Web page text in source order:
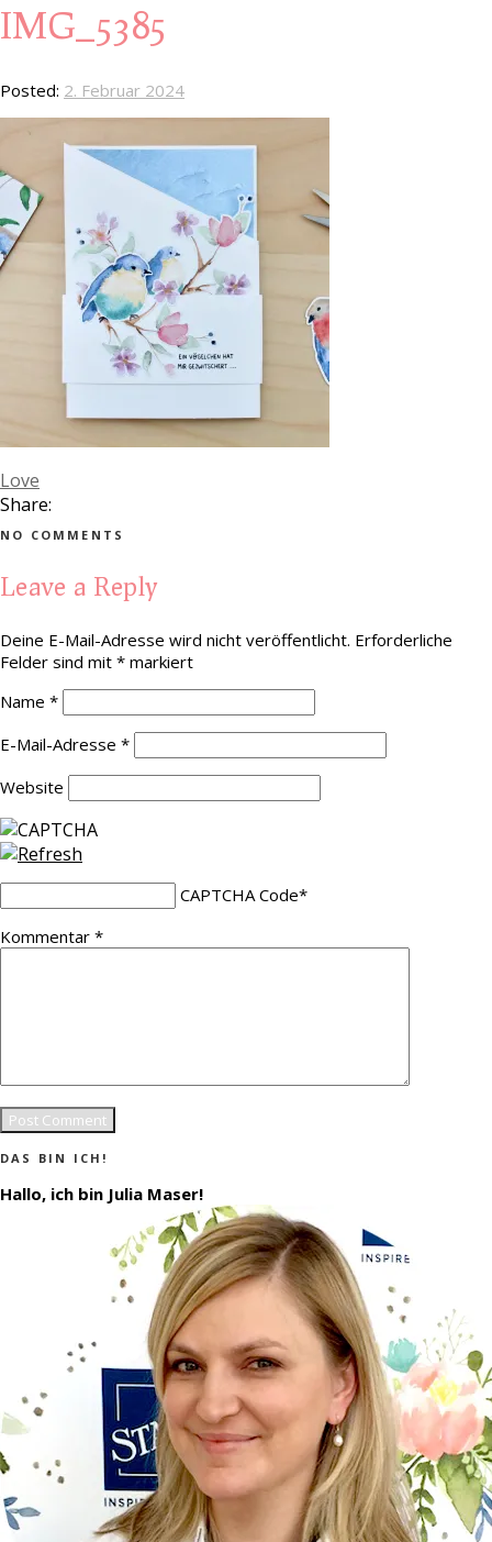
IMG_5385
Posted: 2. Februar 2024
Love
Share:
NO COMMENTS
Leave a Reply
Deine E-Mail-Adresse wird nicht veröffentlicht. Erforderliche
Felder sind mit * markiert
Name *
E-Mail-Adresse *
Website
CAPTCHA Code*
Kommentar *
DAS BIN ICH!
Hallo, ich bin Julia Maser!